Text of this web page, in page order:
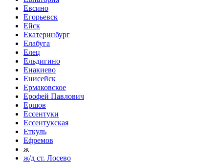
Евсино
Егорьевск
Ейск
Екатеринбург
Елабуга
Елец
Ельдигино
Енакиево
Енисейск
Ермаковское
Ерофей Павлович
Ершов
Ессентуки
Ессентукская
Еткуль
Ефремов
ж
ж/д ст. Лосево